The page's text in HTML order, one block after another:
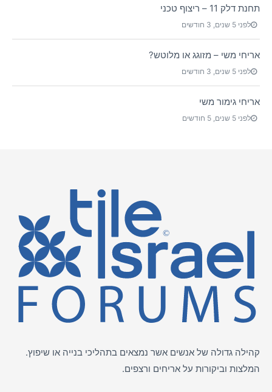
תחנת דלק 11 – ריצוף טכני
לפני 5 שנים, 3 חודשים
אריחי משי – מזוגג או מלוטש?
לפני 5 שנים, 3 חודשים
אריחי גימור משי
לפני 5 שנים, 5 חודשים
קהילה גדולה של אנשים אשר נמצאים בתהליכי בנייה או שיפוץ.
המלצות וביקורות על אריחים ורצפים.